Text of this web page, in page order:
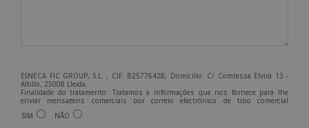
ESNECA FIC GROUP, S.L. , CIF: B25776428, Domicilio: C/ Comtessa Elvira 13 -
Altillo, 25008 Lleida.
Finalidade do tratamento: Tratamos a informações que nos fornece para lhe
enviar mensagens comerciais por correio electrónico de tipo comercial
relacionadas com os produtos oferecidos e outros produtos que possam ser do
seu interesse.
SIM NÃO